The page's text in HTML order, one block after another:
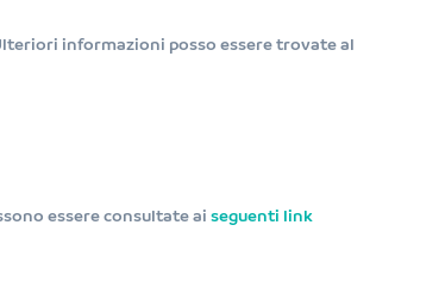
informazioni posso essere trovate al
essere consultate aiseguenti link